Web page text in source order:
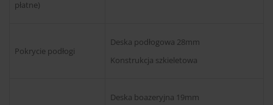
płatne)
Pokrycie podłogi
Deska podłogowa 28mm
Konstrukcja szkieletowa
Deska boazeryjna 19mm